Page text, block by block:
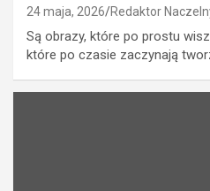
24 maja, 2026 Redaktor
Są obrazy, które po prostu
które po czasie zaczynają